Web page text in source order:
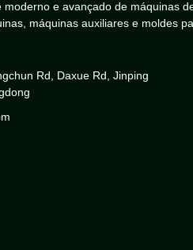
e avançado de máquinas
máquinas auxiliares e moldes
Rd, Daxue Rd, Jinping